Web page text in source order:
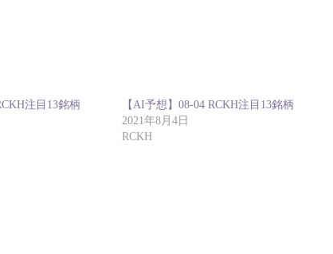
注目13銘柄
【AI予想】08-04 RCKH注目13銘柄
2021年8月4日
RCKH